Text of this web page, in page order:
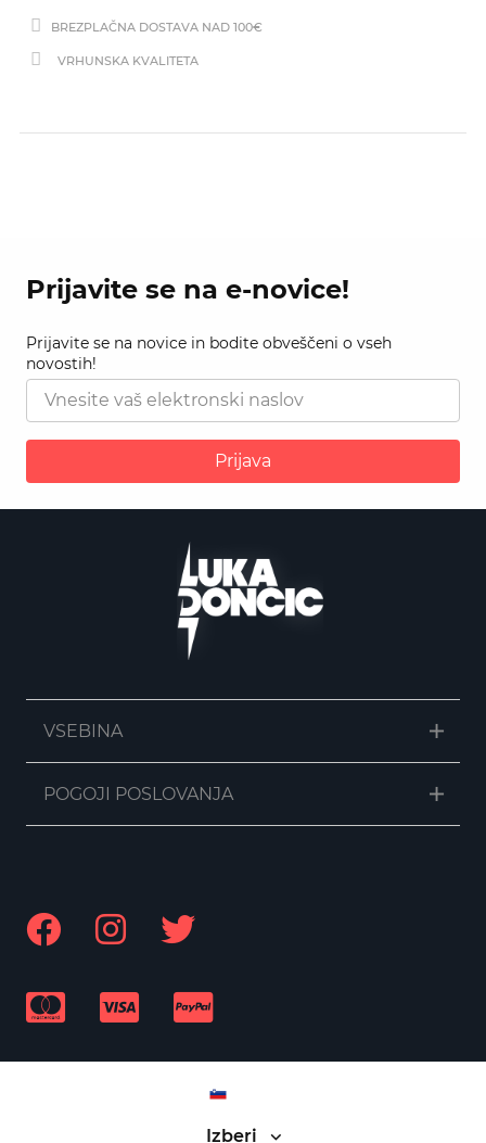
BREZPLAČNA DOSTAVA NAD 100€
VRHUNSKA KVALITETA
Prijavite se na e-novice!
Prijavite se na novice in bodite obveščeni o vseh
novostih!
Prijava
VSEBINA
POGOJI POSLOVANJA
Izberi